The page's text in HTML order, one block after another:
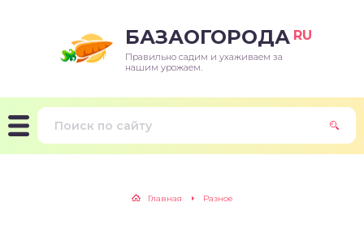
БАЗАОГОРОДА RU
Правильно садим и ухаживаем за
нашим урожаем.
Главная Разное